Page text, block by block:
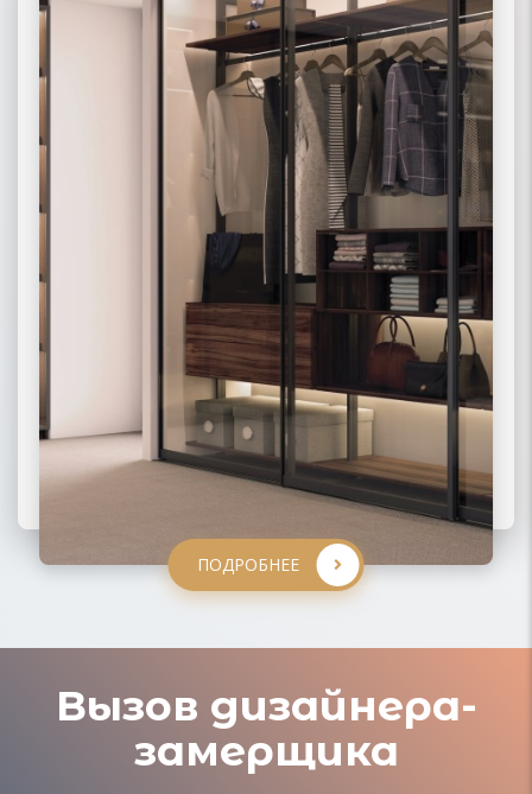
ПОДРОБНЕЕ
02 РАДИУСНЫЕ
ПОДРОБНЕЕ
03 МОДЕРН
ПОДРОБНЕЕ
Вызов дизайнера-
замерщика